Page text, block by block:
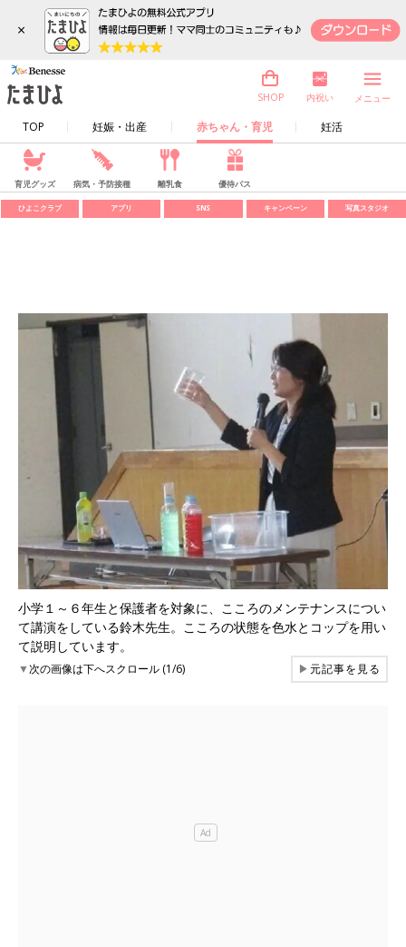
×
TOP 妊娠・出産 赤ちゃん・育児 妊活
SHOP 内祝い メニュー
育児グッズ 病気・予防接種 離乳食 優待パス
ひよこクラブ アプリ SNS キャンペーン 写真スタジオ
小学１～６年生と保護者を対象に、こころのメンテナンスについ
て講演をしている鈴木先生。こころの状態を色水とコップを用い
て説明しています。
▼次の画像は下へスクロール (1/6) ▶元記事を見る